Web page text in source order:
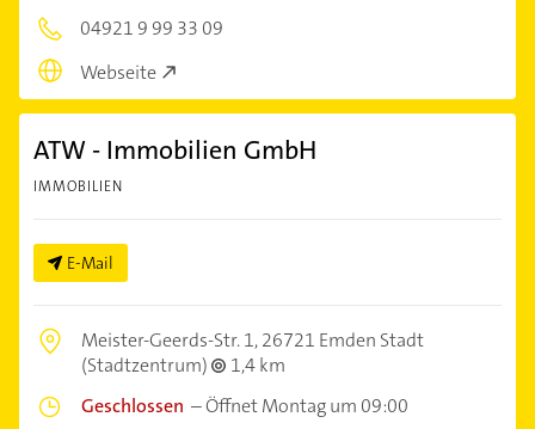
04921 9 99 33 09
Webseite
ATW - Immobilien GmbH
IMMOBILIEN
E-Mail
Meister-Geerds-Str. 1,26721 Emden Stadt
(Stadtzentrum)
1,4 km
Geschlossen –Öffnet Montag um 09:00